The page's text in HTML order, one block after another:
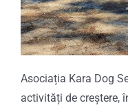
Asociația Kara Dog
activități de creștere,